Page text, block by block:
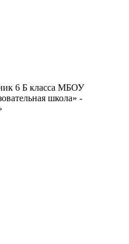
6 Б класса МБОУ
школа» -